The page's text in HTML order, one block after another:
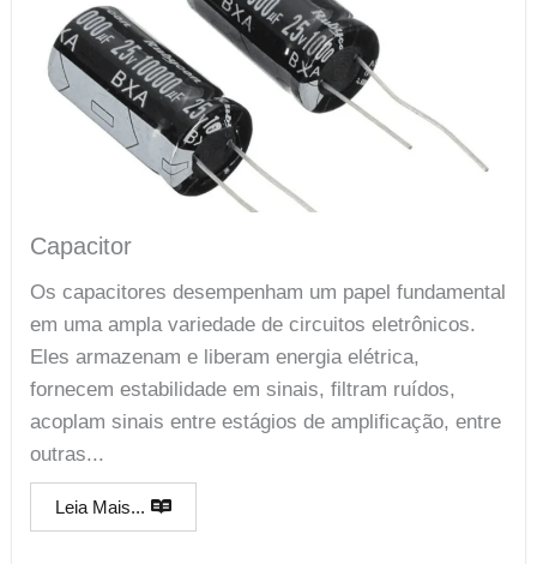
Capacitor
Os capacitores desempenham um papel fundamental
em uma ampla variedade de circuitos eletrônicos.
Eles armazenam e liberam energia elétrica,
fornecem estabilidade em sinais, filtram ruídos,
acoplam sinais entre estágios de amplificação, entre
outras...
Leia Mais...